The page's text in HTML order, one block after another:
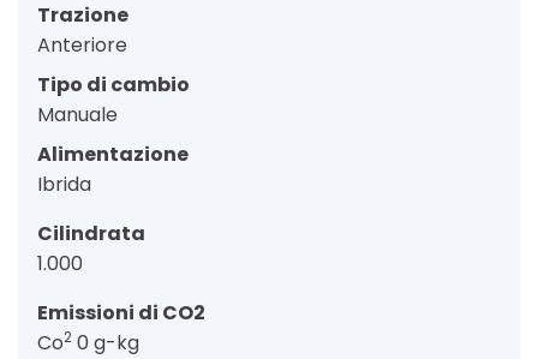
Trazione
Anteriore
Tipo di cambio
Manuale
Alimentazione
Ibrida
Cilindrata
1.000
Emissioni di CO2
Co2 0 g-kg